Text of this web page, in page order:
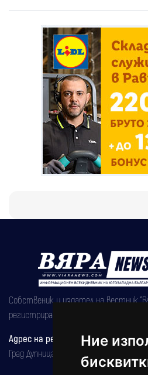
Ние
Собственик и издател на вестник
регистрирана на 08.05.2002 година.
Адрес на редакцията
Град Дупница, ул.''Христо Ботев" 43